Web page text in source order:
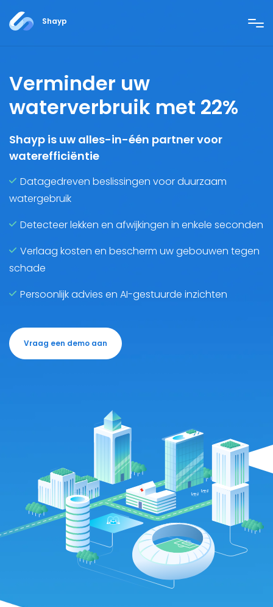
Shayp
Verminder uw
waterverbruik met 22%
Shayp is uw alles-in-één partner voor
waterefficiëntie
Datagedreven beslissingen voor duurzaam
watergebruik
Detecteer lekken en afwijkingen in enkele seconden
Verlaag kosten en bescherm uw gebouwen tegen
schade
Persoonlijk advies en AI-gestuurde inzichten
Vraag een demo aan